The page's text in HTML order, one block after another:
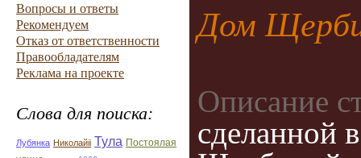
Вопросы и ответы
Рекомендуем
Отказ от ответственности
Правообладателям
Реклама на проекте
Слова для поиска:
Лубянка Николайii Тула Постоялая
Дом
Описание
сделанной